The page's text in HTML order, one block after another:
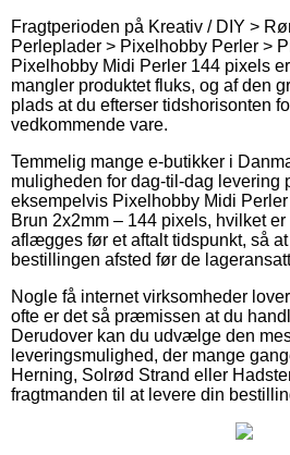
Fragtperioden på Kreativ / DIY >
Perleplader > Pixelhobby Perler >
Pixelhobby Midi Perler 144 pixels
mangler produktet fluks, og af den
plads at du efterser tidshorisonten
vedkommende vare.
Temmelig mange e-butikker i
muligheden for dag-til-dag levering
eksempelvis Pixelhobby Midi
Brun 2x2mm – 144 pixels, hvilket
aflægges før et aftalt tidspunkt, så
bestillingen afsted før de
Nogle få internet virksomheder
ofte er det så præmissen at du
Derudover kan du udvælge den
leveringsmulighed, der mange
Herning, Solrød Strand eller
fragtmanden til at levere din